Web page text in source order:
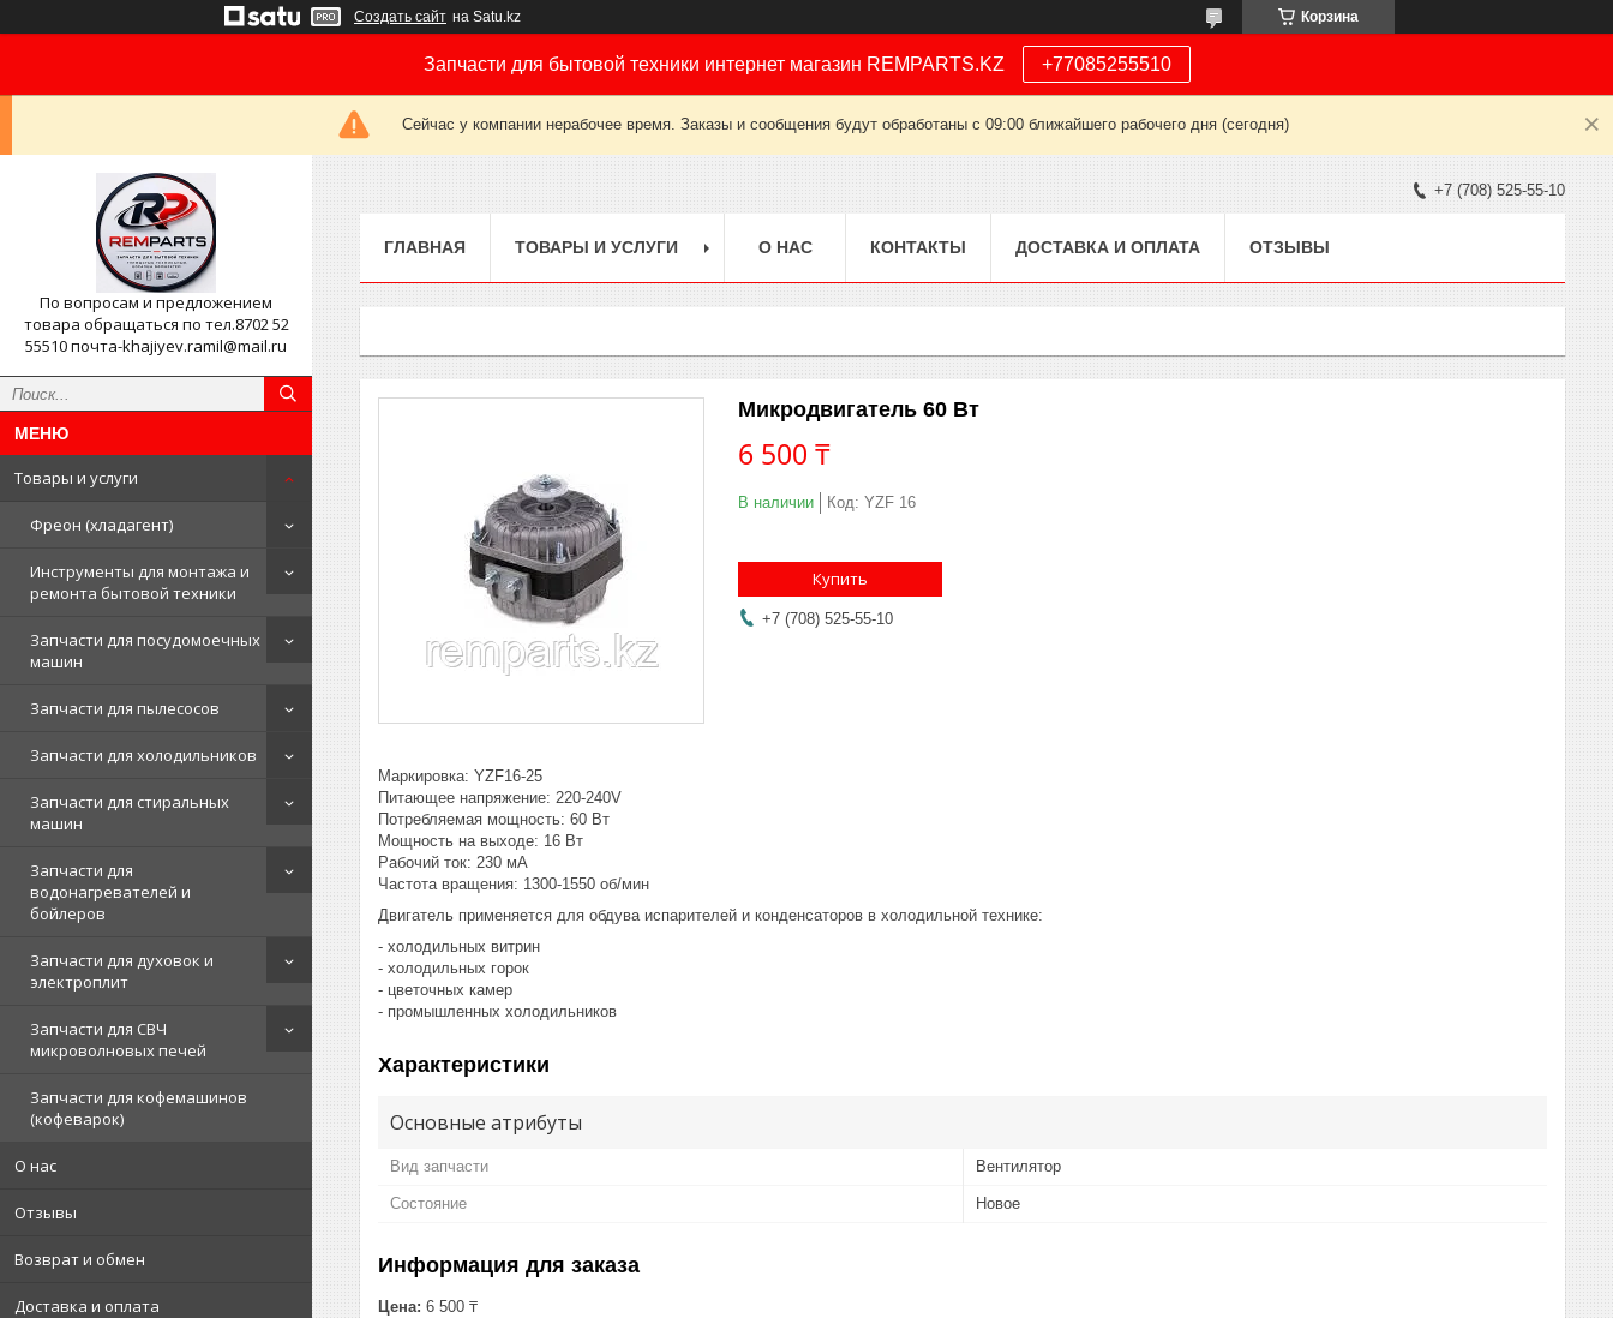
Создать сайт на Satu.kz Корзина
Запчасти для бытовой техники интернет магазин REMPARTS.KZ +77085255510
Сейчас у компании нерабочее время. Заказы и сообщения будут обработаны с 09:00 ближайшего рабочего дня (сегодня)
По вопросам и предложением
товара обращаться по тел.8702 52
55510 почта-khajiyev.ramil@mail.ru
Товары и услуги
Фреон (хладагент)
Инструменты для монтажа и
ремонта бытовой техники
Запчасти для посудомоечных
машин
Запчасти для пылесосов
Запчасти для холодильников
Запчасти для стиральных
машин
Запчасти для
водонагревателей и
бойлеров
Запчасти для духовок и
электроплит
Запчасти для СВЧ
микроволновых печей
Запчасти для кофемашинов
(кофеварок)
О нас
Отзывы
Возврат и обмен
Доставка и оплата
+7 (708) 525-55-10
ГЛАВНАЯ ТОВАРЫ И УСЛУГИ О НАС КОНТАКТЫ ДОСТАВКА И ОПЛАТА ОТЗЫВЫ
Микродвигатель 60 Вт
6 500 ₸
В наличии Код: YZF 16
Купить
+7 (708) 525-55-10
Маркировка: YZF16-25
Питающее напряжение: 220-240V
Потребляемая мощность: 60 Вт
Мощность на выходе: 16 Вт
Рабочий ток: 230 мА
Частота вращения: 1300-1550 об/мин
Двигатель применяется для обдува испарителей и конденсаторов в холодильной технике:
- холодильных витрин
- холодильных горок
- цветочных камер
- промышленных холодильников
Характеристики
Основные атрибуты
Вид запчасти Вентилятор
Состояние Новое
Информация для заказа
Цена: 6 500 ₸